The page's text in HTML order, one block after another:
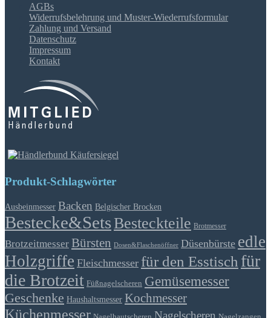
AGBs
Widerrufsbelehrung und Muster-Wiederrufsformular
Zahlung und Versand
Datenschutz
Impressum
Kontakt
Produkt-Schlagwörter
Ausbeinmesser Backen Belgischer Brocken
Bestecke&SetsBesteckteile Brotmesser
Brotzeitmesser Bürsten Dosen&Flaschenöffner Düsenbürste edle
Holzgriffe Fleischmesser für den Esstisch für
die Brotzeit Füßnagelscheren Gemüsemesser
Geschenke Haushaltsmesser Kochmesser
Küchenmesser